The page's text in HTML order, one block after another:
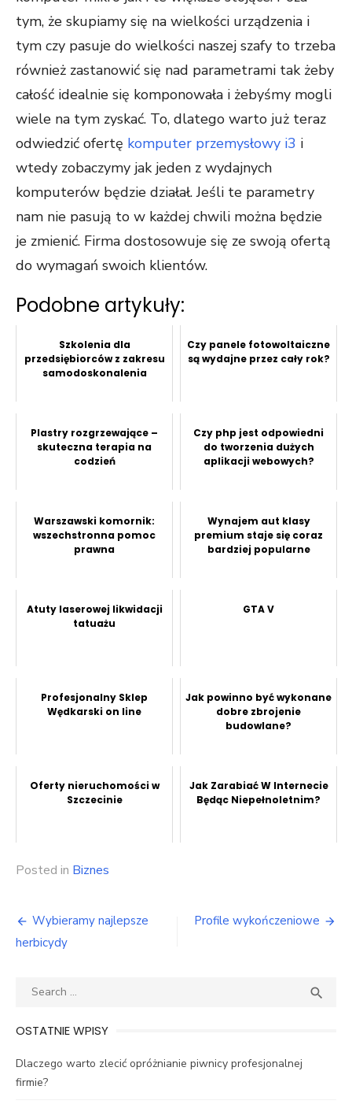
tym, że skupiamy się na wielkości urządzenia i
tym czy pasuje do wielkości naszej szafy to trzeba
również zastanowić się nad parametrami tak żeby
całość idealnie się komponowała i żebyśmy mogli
wiele na tym zyskać. To, dlatego warto już teraz
odwiedzić ofertę komputer przemysłowy i3 i
wtedy zobaczymy jak jeden z wydajnych
komputerów będzie działał. Jeśli te parametry
nam nie pasują to w każdej chwili można będzie
je zmienić. Firma dostosowuje się ze swoją ofertą
do wymagań swoich klientów.
Podobne artykuły:
Szkolenia dla
przedsiębiorców z zakresu
samodoskonalenia
Czy panele fotowoltaiczne
są wydajne przez cały rok?
Plastry rozgrzewające –
skuteczna terapia na
codzień
Czy php jest odpowiedni
do tworzenia dużych
aplikacji webowych?
Warszawski komornik:
wszechstronna pomoc
prawna
Wynajem aut klasy
premium staje się coraz
bardziej popularne
Atuty laserowej likwidacji
tatuażu
GTA V
Profesjonalny Sklep
Wędkarski on line
Jak powinno być wykonane
dobre zbrojenie
budowlane?
Oferty nieruchomości w
Szczecinie
Jak Zarabiać W Internecie
Będąc Niepełnoletnim?
Posted in Biznes
Nawigacja
wpisu
Wybieramy najlepsze
herbicydy
Profile wykończeniowe
Search

OSTATNIE WPISY
Dlaczego warto zlecić opróżnianie piwnicy profesjonalnej
firmie?